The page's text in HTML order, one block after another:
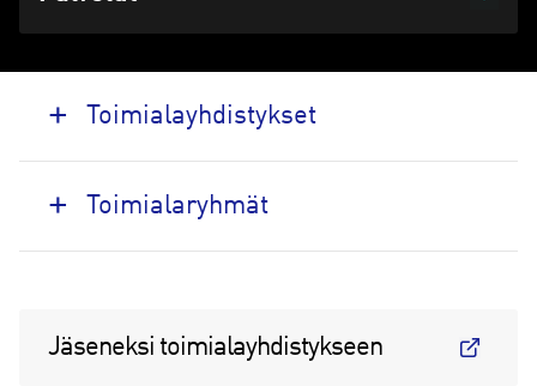
Toimialayhdistykset
Toimialaryhmät
Jäseneksi toimialayhdistykseen